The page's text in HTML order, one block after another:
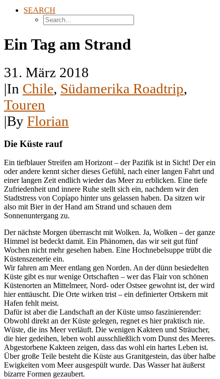
SEARCH
Ein Tag am Strand
31. März 2018
|In Chile, Südamerika Roadtrip,
Touren
|By Florian
Die Küste rauf
Ein tiefblauer Streifen am Horizont – der Pazifik ist in Sicht! Der ein
oder andere kennt sicher dieses Gefühl, nach einer langen Fahrt und
einer langen Zeit endlich wieder das Meer zu erblicken. Eine tiefe
Zufriedenheit und innere Ruhe stellt sich ein, nachdem wir den
Stadtstress von Copíapo hinter uns gelassen haben. Da sitzen wir
also mit Bier in der Hand am Strand und schauen dem
Sonnenuntergang zu.
Der nächste Morgen überrascht mit Wolken. Ja, Wolken – der ganze
Himmel ist bedeckt damit. Ein Phänomen, das wir seit gut fünf
Wochen nicht mehr gesehen haben. Eine Hochnebelsuppe trübt die
Küstenszenerie ein.
Wir fahren am Meer entlang gen Norden. An der dünn besiedelten
Küste gibt es nur wenige Ortschaften – wer das Flair von schönen
Küstenorten an Mittelmeer, Nord- oder Ostsee gewohnt ist, der wird
hier enttäuscht. Die Orte wirken trist – ein definierter Ortskern mit
Hafen fehlt meist.
Dafür ist aber die Landschaft an der Küste umso faszinierender:
Obwohl direkt an der Küste gelegen, regnet es hier praktisch nie.
Wüste, die ins Meer verläuft. Die wenigen Kakteen und Sträucher,
die hier gedeihen, leben wohl ausschließlich vom Dunst des Meeres.
Abgestorbene Kakteen zeigen, dass das wohl ein hartes Leben ist.
Über große Teile besteht die Küste aus Granitgestein, das über halbe
Ewigkeiten vom Meer ausgespült wurde. Das Wasser hat äußerst
bizarre Formen gezaubert.